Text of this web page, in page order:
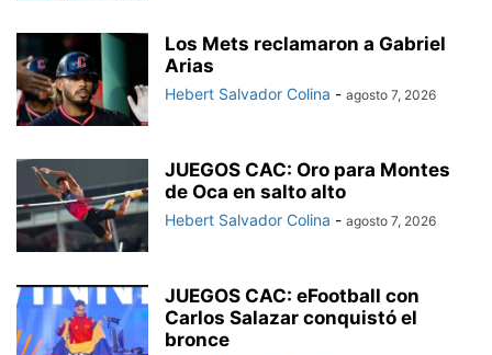
Los Mets reclamaron a Gabriel
Arias
Hebert Salvador Colina - agosto 7, 2026
JUEGOS CAC: Oro para Montes
de Oca en salto alto
Hebert Salvador Colina - agosto 7, 2026
JUEGOS CAC: eFootball con
Carlos Salazar conquistó el
bronce